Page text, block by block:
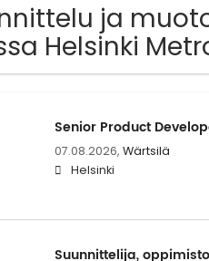
ja
Helsinki
Senior Product
07.08.2026, Wärtsilä
Helsinki
Suunnittelija,